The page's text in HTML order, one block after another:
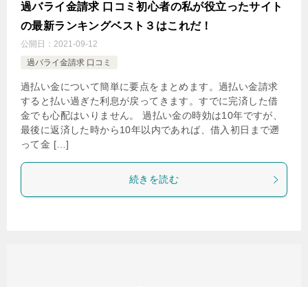
過バライ金請求 口コミ初心者の私が役立ったサイト
の最新ランキングベスト３はこれだ！
公開日： 2021-09-12
過バライ金請求 口コミ
過払い金について簡単に要点をまとめます。過払い金請求
すると払い過ぎた利息が戻ってきます。すでに完済した借
金でも心配はいりません。 過払い金の時効は10年ですが、
最後に返済した時から10年以内であれば、借入初日まで遡
って金 […]
続きを読む